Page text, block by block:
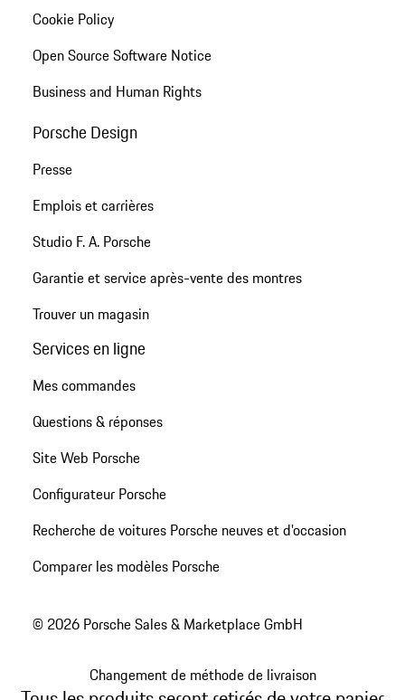
Cookie Policy
Open Source Software Notice
Business and Human Rights
Porsche Design
Presse
Emplois et carrières
Studio F. A. Porsche
Garantie et service après-vente des montres
Trouver un magasin
Services en ligne
Mes commandes
Questions & réponses
Site Web Porsche
Configurateur Porsche
Recherche de voitures Porsche neuves et d'occasion
Comparer les modèles Porsche
© 2026 Porsche Sales & Marketplace GmbH
Changement de méthode de livraison